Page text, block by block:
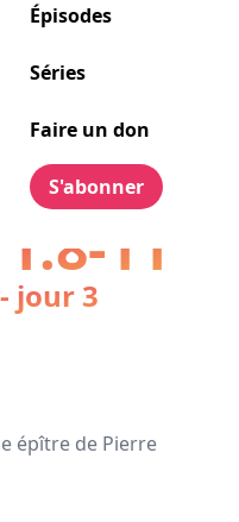
Épisodes
Séries
Faire un don
S'abonner
11
jour 3
épître de Pierre